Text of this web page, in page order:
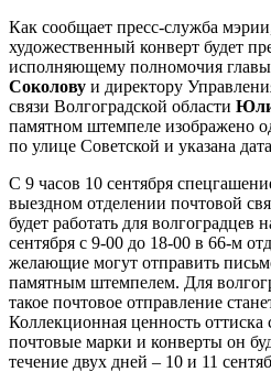
Как сообщает пресс-служба
художественный конверт будет
исполняющему полномочия главы
Соколову и директору
связи Волгоградской области
памятном штемпеле изображено
по улице Советской и указана
С 9 часов 10 сентября
выездном отделении почтовой
будет работать для волгоградцев
сентября с 9-00 до 18-00 в 66-м
желающие могут отправить
памятным штемпелем. Для
такое почтовое отправление
Коллекционная ценность оттиска
почтовые марки и конверты он
течение двух дней – 10 и 11